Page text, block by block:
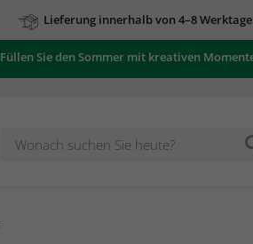
Lieferung innerhalb von 4–8
Füllen Sie den Sommer mit kreativen